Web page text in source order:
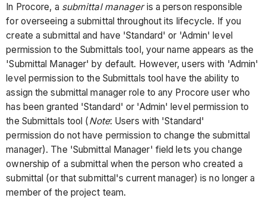
In Procore, a submittal manageris a person responsible
for overseeing a submittal throughout its lifecycle. If you
create a submittal and have 'Standard' or 'Admin' level
permission to the Submittals tool, your name appears as the
'Submittal Manager' by default. However, users with 'Admin'
level permission to the Submittals tool have the ability to
assign the submittal manager role to any Procore user who
has been granted 'Standard' or 'Admin' level permission to
the Submittals tool (Note: Users with 'Standard'
permission do not have permission to change the submittal
manager). The 'Submittal Manager' field lets you change
ownership of a submittal when the person who created a
submittal (or that submittal's current manager) is no longer a
member of the project team.